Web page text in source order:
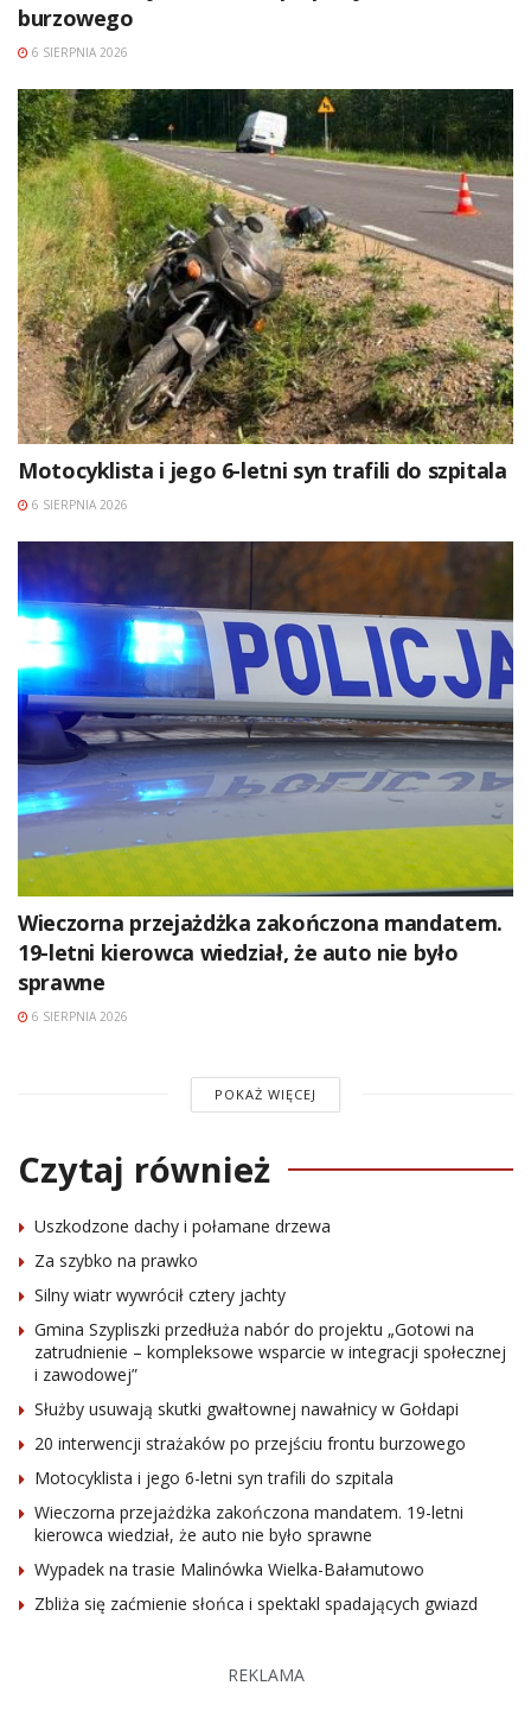
burzowego
6 SIERPNIA 2026
Motocyklista i jego 6-letni syn trafili do szpitala
6 SIERPNIA 2026
Wieczorna przejażdżka zakończona mandatem.
19-letni kierowca wiedział, że auto nie było
sprawne
6 SIERPNIA 2026
POKAŻ WIĘCEJ
Czytaj również
Uszkodzone dachy i połamane drzewa
Za szybko na prawko
Silny wiatr wywrócił cztery jachty
Gmina Szypliszki przedłuża nabór do projektu „Gotowi na
zatrudnienie – kompleksowe wsparcie w integracji społecznej
i zawodowej”
Służby usuwają skutki gwałtownej nawałnicy w Gołdapi
20 interwencji strażaków po przejściu frontu burzowego
Motocyklista i jego 6-letni syn trafili do szpitala
Wieczorna przejażdżka zakończona mandatem. 19-letni
kierowca wiedział, że auto nie było sprawne
Wypadek na trasie Malinówka Wielka-Bałamutowo
Zbliża się zaćmienie słońca i spektakl spadających gwiazd
REKLAMA